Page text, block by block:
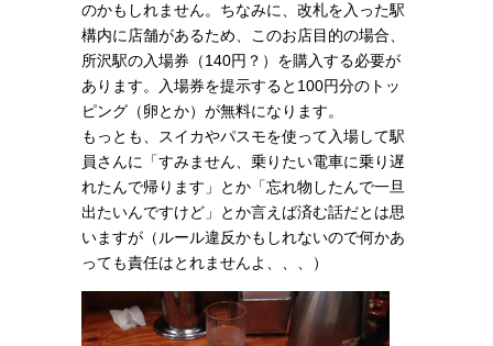
のかもしれません。ちなみに、改札を入った駅
構内に店舗があるため、このお店目的の場合、
所沢駅の入場券（140円？）を購入する必要が
あります。入場券を提示すると100円分のトッ
ピング（卵とか）が無料になります。
もっとも、スイカやパスモを使って入場して駅
員さんに「すみません、乗りたい電車に乗り遅
れたんで帰ります」とか「忘れ物したんで一旦
出たいんですけど」とか言えば済む話だとは思
いますが（ルール違反かもしれないので何かあ
っても責任はとれませんよ、、、）